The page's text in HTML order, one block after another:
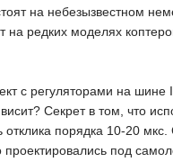
на небезызвестном
редких моделях
с регуляторами на шине
Секрет в том, что
порядка 10-20
под